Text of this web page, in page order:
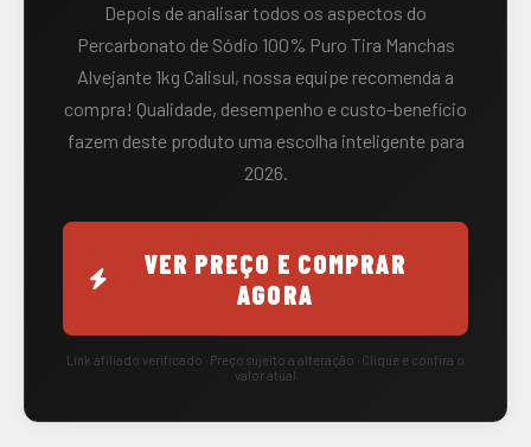
Depois de analisar todos os aspectos do
Percarbonato de Sódio 100% Puro Tira Manchas
Alvejante 1kg Calisul, nossa equipe recomenda a
compra! Qualidade, desempenho e custo-benefício
fazem deste produto uma escolha inteligente para
2026.
VER PREÇO E COMPRAR
AGORA
Link afiliado verificado · Preço sujeito a alteração · Clique e confira o
valor atual